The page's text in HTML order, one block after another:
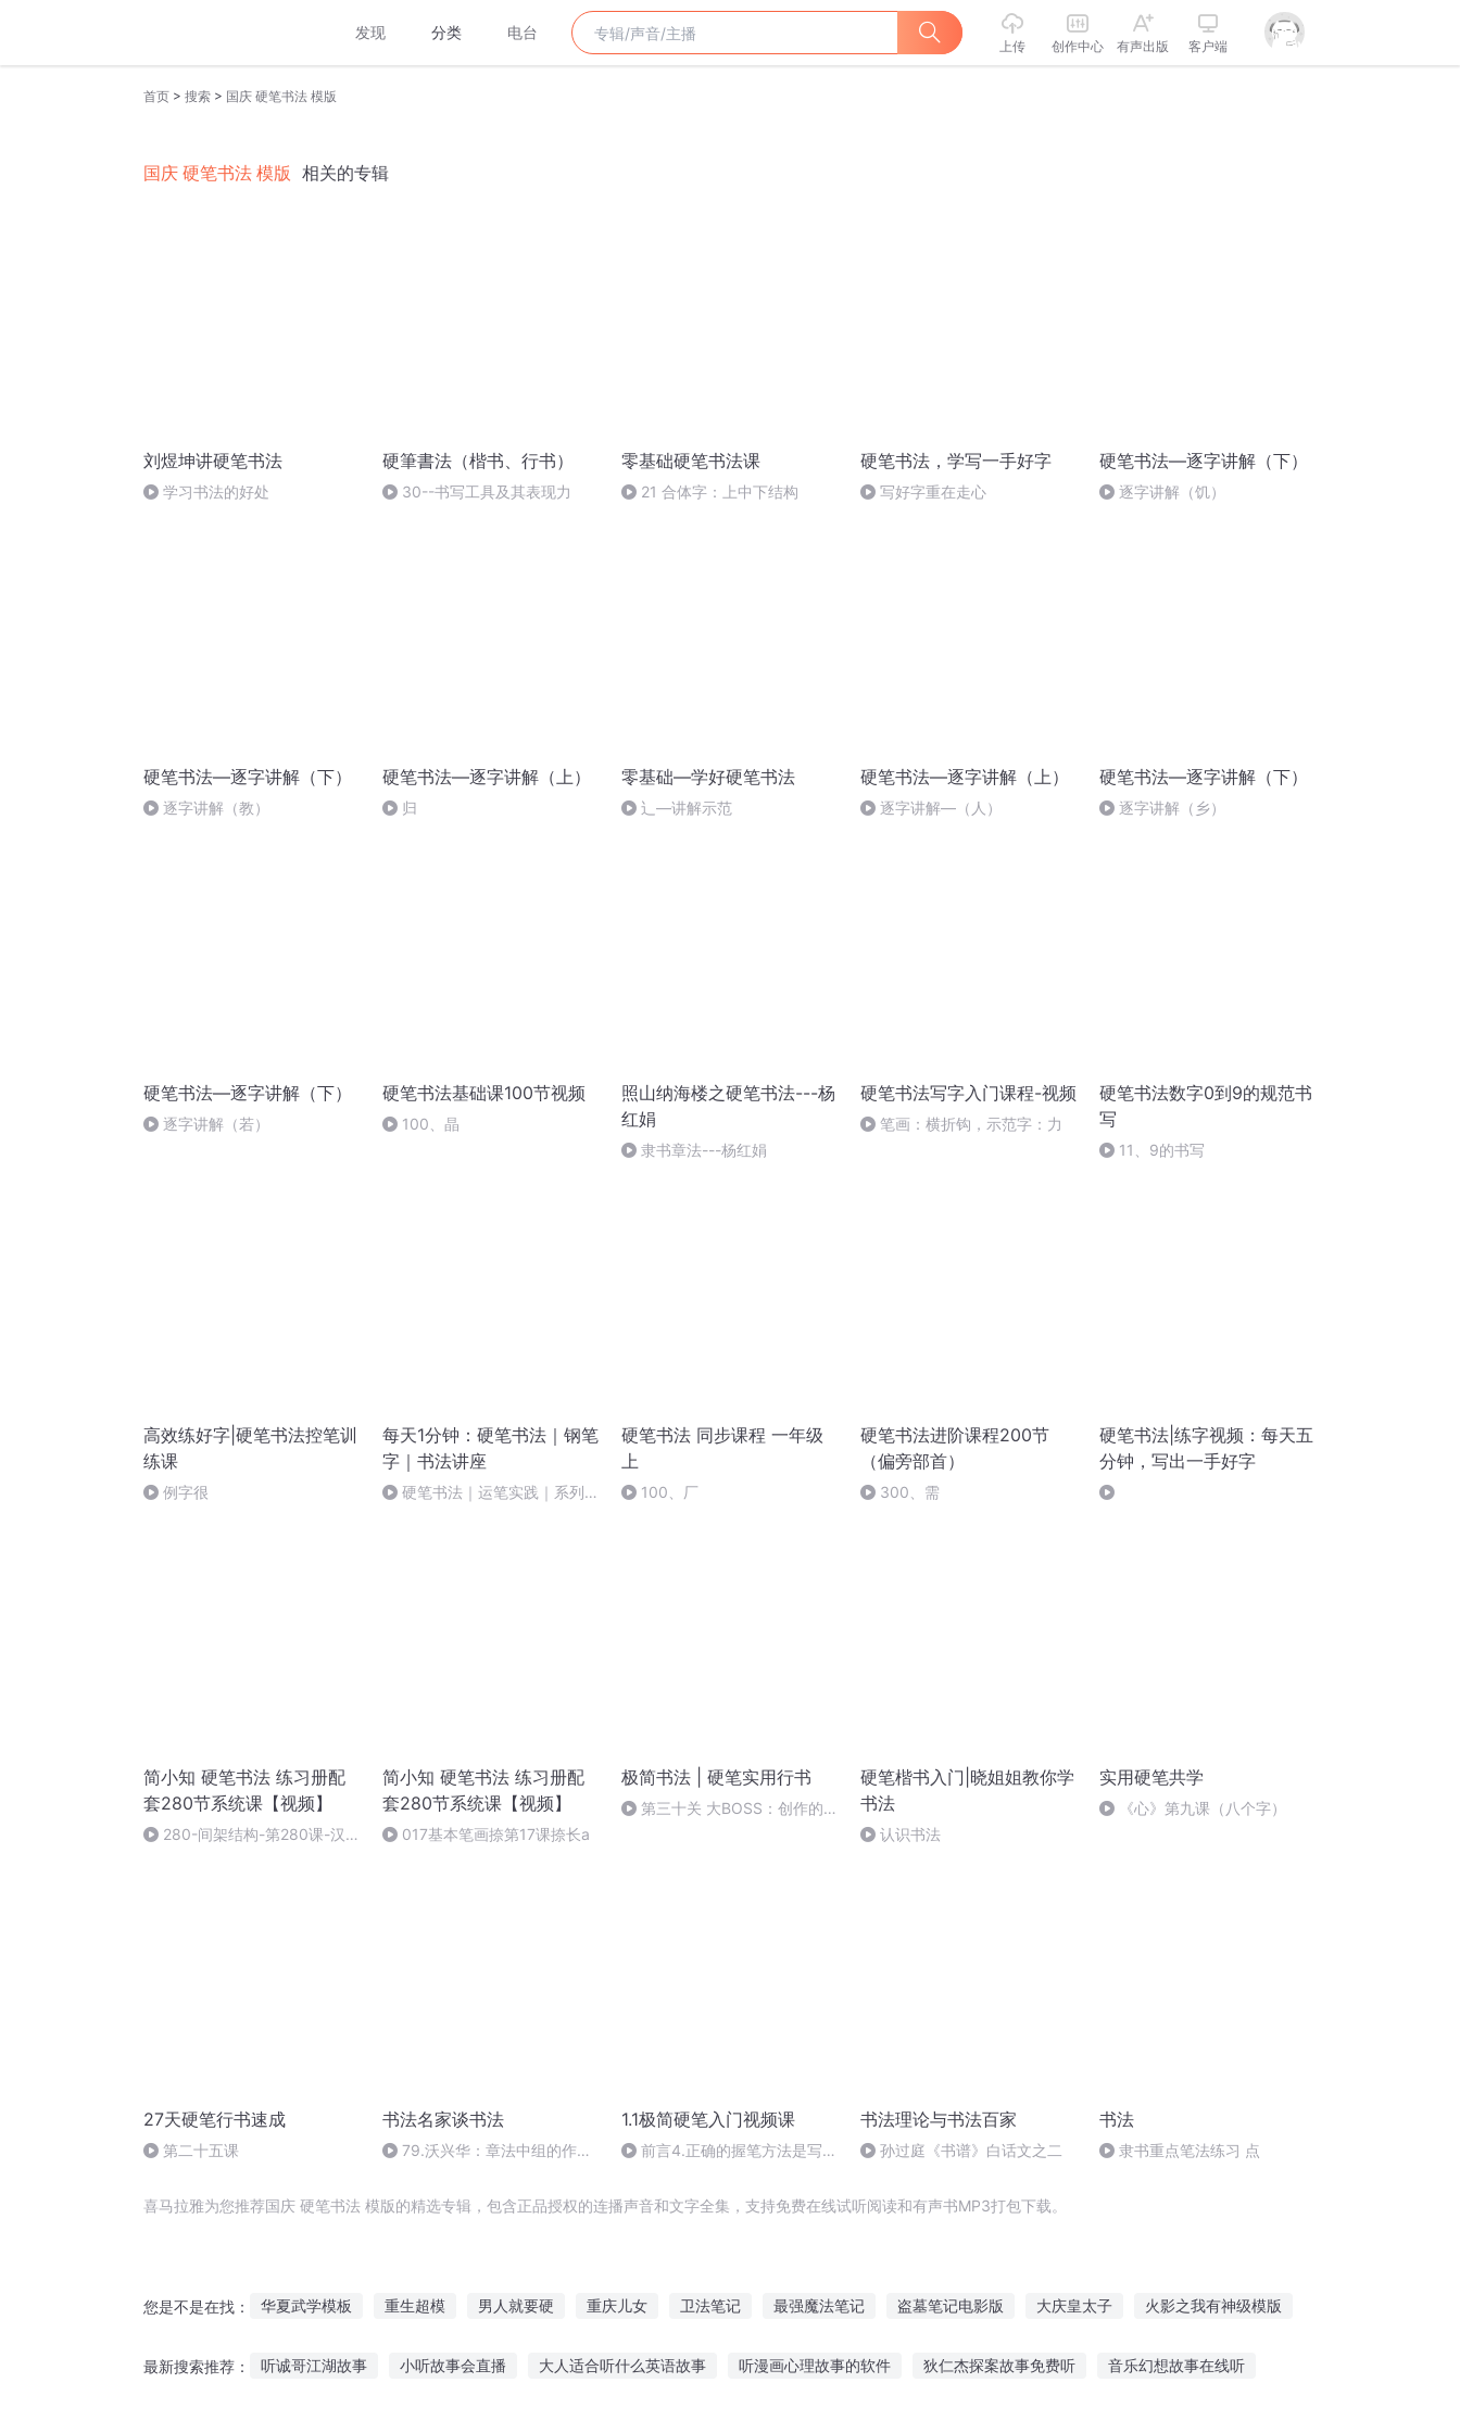
发现 分类 电台
上传 创作中心 有声出版 客户端
首页 > 搜索 > 国庆 硬笔书法 模版
国庆 硬笔书法 模版 相关的专辑
刘煜坤讲硬笔书法
学习书法的好处
硬筆書法（楷书、行书）
30--书写工具及其表现力
零基础硬笔书法课
21 合体字：上中下结构
硬笔书法，学写一手好字
写好字重在走心
硬笔书法—逐字讲解（下）
逐字讲解（饥）
硬笔书法—逐字讲解（下）
逐字讲解（教）
硬笔书法—逐字讲解（上）
归
零基础—学好硬笔书法
辶—讲解示范
硬笔书法—逐字讲解（上）
逐字讲解—（人）
硬笔书法—逐字讲解（下）
逐字讲解（乡）
硬笔书法—逐字讲解（下）
逐字讲解（若）
硬笔书法基础课100节视频
100、晶
照山纳海楼之硬笔书法---杨
红娟
隶书章法---杨红娟
硬笔书法写字入门课程-视频
笔画：横折钩，示范字：力
硬笔书法数字0到9的规范书
写
11、9的书写
高效练好字|硬笔书法控笔训
练课
例字很
每天1分钟：硬笔书法｜钢笔
字｜书法讲座
硬笔书法｜运笔实践｜系列课
硬笔书法 同步课程 一年级
上
100、厂
硬笔书法进阶课程200节
（偏旁部首）
300、需
硬笔书法|练字视频：每天五
分钟，写出一手好字
简小知 硬笔书法 练习册配
套280节系统课【视频】
280-间架结构-第280课-汉
简小知 硬笔书法 练习册配
套280节系统课【视频】
017基本笔画捺第17课捺长a
极简书法 | 硬笔实用行书
第三十关 大BOSS：创作的方
硬笔楷书入门|晓姐姐教你学
书法
认识书法
实用硬笔共学
《心》第九课（八个字）
27天硬笔行书速成
第二十五课
书法名家谈书法
79.沃兴华：章法中组的作用
1.1极简硬笔入门视频课
前言4.正确的握笔方法是写好
书法理论与书法百家
孙过庭《书谱》白话文之二
书法
隶书重点笔法练习 点
喜马拉雅为您推荐国庆 硬笔书法 模版的精选专辑，包含正品授权的连播声音和文字全集，支持免费在线试听阅读和有声书MP3打包下载。
您是不是在找： 华夏武学模板 重生超模 男人就要硬 重庆儿女 卫法笔记 最强魔法笔记 盗墓笔记电影版 大庆皇太子 火影之我有神级模版
最新搜索推荐： 听诚哥江湖故事 小听故事会直播 大人适合听什么英语故事 听漫画心理故事的软件 狄仁杰探案故事免费听 音乐幻想故事在线听